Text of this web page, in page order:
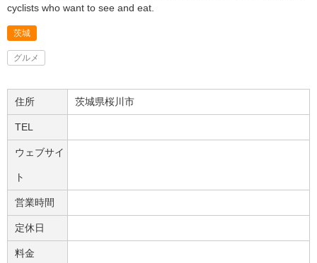
cyclists who want to see and eat.
茨城
グルメ
住所 茨城県桜川市
TEL
ウェブサイ
ト
営業時間
定休日
料金